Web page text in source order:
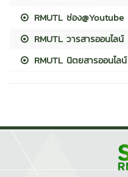
RMUTL ช่อง@Youtube
RMUTL วารสารออนไลน์
RMUTL นิตยสารออนไลน์